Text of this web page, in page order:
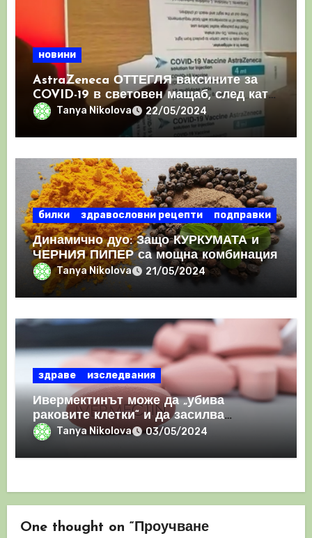
новини
AstraZeneca ОТТЕГЛЯ ваксините за
COVID-19 в световен мащаб, след като
призна, че те причиняват КРЪВНИ
съсиреци
Tanya Nikolova 22/05/2024
билки здравословни рецепти подправки
Динамично дуо: Защо КУРКУМАТА и
ЧЕРНИЯ ПИПЕР са мощна комбинация
Tanya Nikolova 21/05/2024
здраве изследвания
Ивермектинът може да „убива
раковите клетки“ и да засилва
имунния отговор
Tanya Nikolova 03/05/2024
One thought on “Проучване